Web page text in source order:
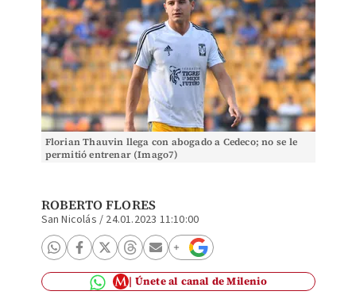
Florian Thauvin llega con abogado a Cedeco; no se le
permitió entrenar (Imago7)
ROBERTO FLORES
San Nicolás / 24.01.2023 11:10:00
Únete al canal de Milenio